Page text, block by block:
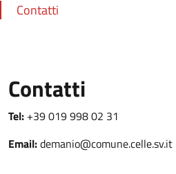
Contatti
Contatti
Tel: +39 019 998 02 31
Email:demanio@comune.celle.sv.it